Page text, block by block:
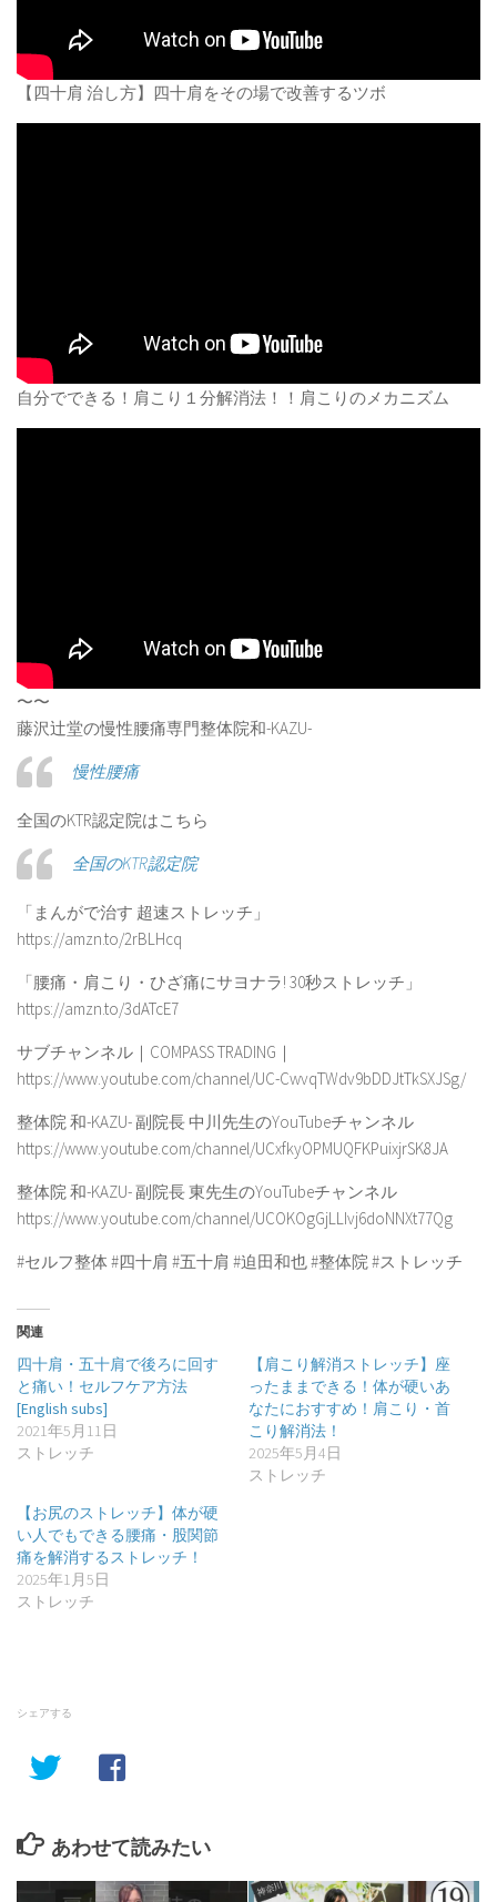
【四十肩 治し方】四十肩をその場で改善するツボ
自分でできる！肩こり１分解消法！！肩こりのメカニズム
〜〜
藤沢辻堂の慢性腰痛専門整体院和-KAZU-
慢性腰痛
全国のKTR認定院はこちら
全国のKTR認定院
「まんがで治す 超速ストレッチ」
https://amzn.to/2rBLHcq
「腰痛・肩こり・ひざ痛にサヨナラ! 30秒ストレッチ」
https://amzn.to/3dATcE7
サブチャンネル｜COMPASS TRADING｜
https://www.youtube.com/channel/UC-CwvqTWdv9bDDJtTkSXJSg/
整体院 和-KAZU- 副院長 中川先生のYouTubeチャンネル
https://www.youtube.com/channel/UCxfkyOPMUQFKPuixjrSK8JA
整体院 和-KAZU- 副院長 東先生のYouTubeチャンネル
https://www.youtube.com/channel/UCOKOgGjLLIvj6doNNXt77Qg
#セルフ整体 #四十肩 #五十肩 #迫田和也 #整体院 #ストレッチ
関連
四十肩・五十肩で後ろに回す
と痛い！セルフケア方法
[English subs]
2021年5月11日
ストレッチ
【肩こり解消ストレッチ】座
ったままできる！体が硬いあ
なたにおすすめ！肩こり・首
こり解消法！
2025年5月4日
ストレッチ
【お尻のストレッチ】体が硬
い人でもできる腰痛・股関節
痛を解消するストレッチ！
2025年1月5日
ストレッチ
シェアする
あわせて読みたい